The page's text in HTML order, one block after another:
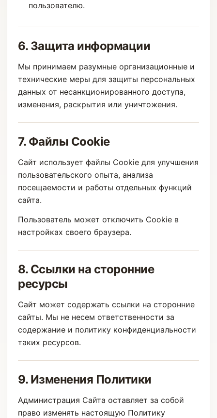
пользователю.
6. Защита информации
Мы принимаем разумные организационные и
технические меры для защиты персональных
данных от несанкционированного доступа,
изменения, раскрытия или уничтожения.
7. Файлы Cookie
Сайт использует файлы Cookie для улучшения
пользовательского опыта, анализа
посещаемости и работы отдельных функций
сайта.
Пользователь может отключить Cookie в
настройках своего браузера.
8. Ссылки на сторонние
ресурсы
Сайт может содержать ссылки на сторонние
сайты. Мы не несем ответственности за
содержание и политику конфиденциальности
таких ресурсов.
9. Изменения Политики
Администрация Сайта оставляет за собой
право изменять настоящую Политику